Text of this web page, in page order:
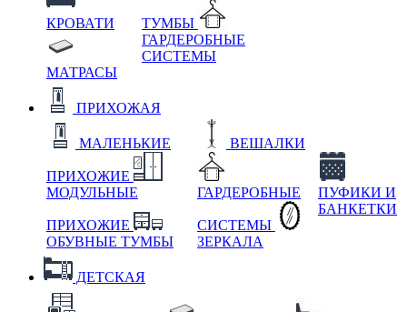
КРОВАТИ
МАТРАСЫ
ТУМБЫ
ГАРДЕРОБНЫЕ
СИСТЕМЫ
ПРИХОЖАЯ
МАЛЕНЬКИЕ
ПРИХОЖИЕ
МОДУЛЬНЫЕ
ПРИХОЖИЕ
ОБУВНЫЕ ТУМБЫ
ВЕШАЛКИ
ГАРДЕРОБНЫЕ
СИСТЕМЫ
ЗЕРКАЛА
ПУФИКИ И
БАНКЕТКИ
ДЕТСКАЯ